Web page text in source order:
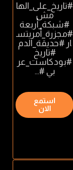
#تاريخ_على_الها
مش
#شبكة_أربعة
#مجزرة_أمريتس
ار #حديقة_الدم
#تاريخ
#بودكاست_عر
بي #...
استمع
الان